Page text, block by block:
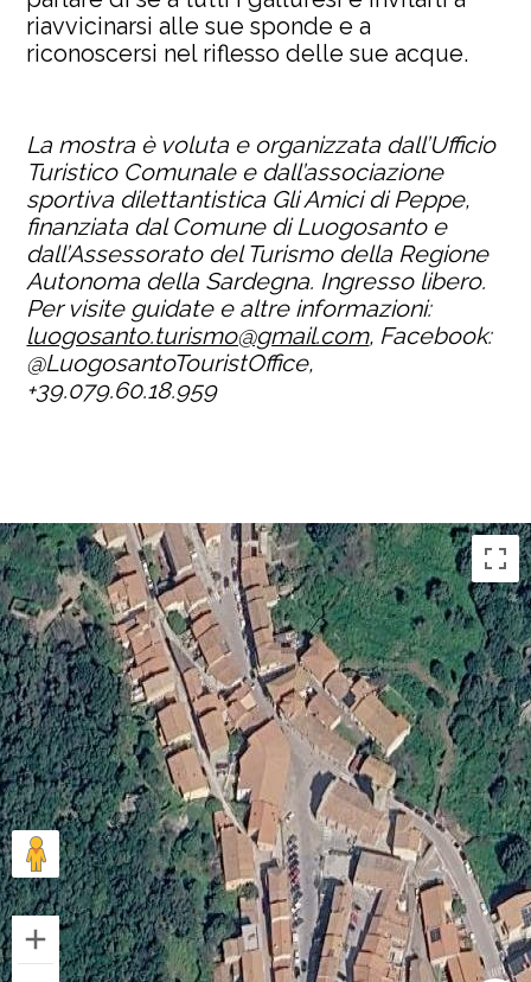
riavvicinarsi alle sue sponde e a
riconoscersi nel riflesso delle sue acque.
La mostra è voluta e organizzata dall’Ufficio
Turistico Comunale e dall’associazione
sportiva dilettantistica Gli Amici di Peppe,
finanziata dal Comune di Luogosanto e
dall’Assessorato del Turismo della Regione
Autonoma della Sardegna. Ingresso libero.
Per visite guidate e altre informazioni:
luogosanto.turismo@gmail.com, Facebook:
@LuogosantoTouristOffice,
+39.079.60.18.959